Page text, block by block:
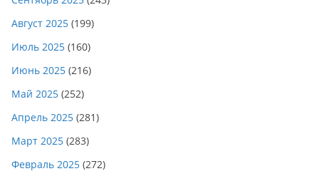
Август 2025 (199)
Июль 2025 (160)
Июнь 2025 (216)
Май 2025 (252)
Апрель 2025 (281)
Март 2025 (283)
Февраль 2025 (272)